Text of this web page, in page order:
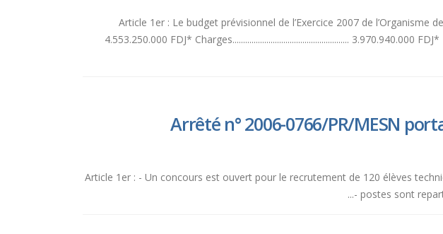
Article 1er : Le budget prévisionnel de l’Exercice 2007 de l’Organisme de
4.553.250.000 FDJ* Charges....................................................... 3.970.940.000
Arrêté n° 2006-0766/PR/MESN
Article 1er : - Un concours est ouvert pour le recrutement de 120 élèves
postes sont